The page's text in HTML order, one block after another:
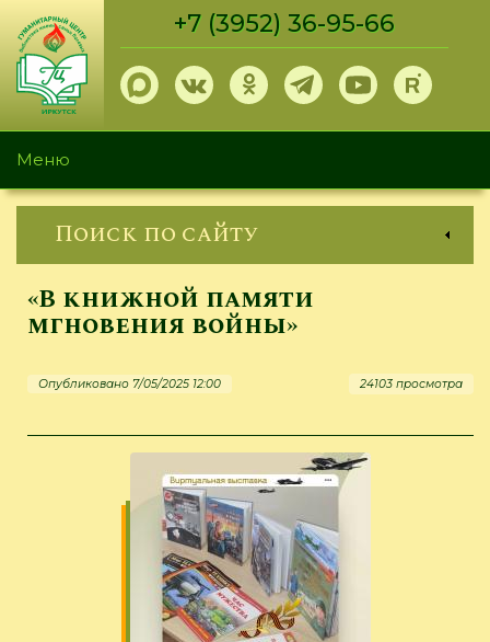
Перейти
основному
содержанию
+7 (3952) 36-95-66
Меню
Поиск по сайту
«В книжной памяти
мгновения войны»
Опубликовано 7/05/2025 12:00 24103 просмотра